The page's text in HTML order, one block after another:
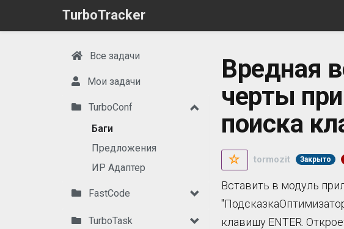
TurboTracker
Все задачи
Мои задачи
TurboConf
Баги
Предложения
ИР Адаптер
FastCode
TurboTask
Вредная
черты
поиска
tormozit Закрыто
Вставить в модуль
клавишу ENTER.